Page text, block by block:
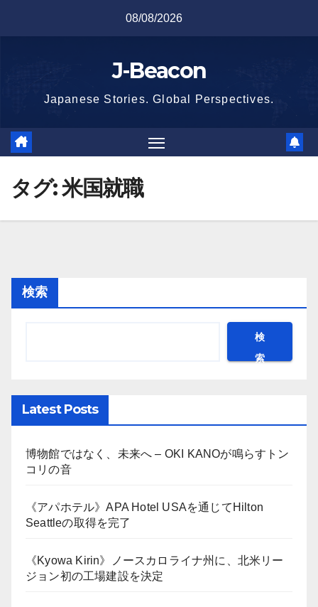
08/08/2026
J-Beacon
Japanese Stories. Global Perspectives.
タグ:米国就職
検索
検
索
Latest Posts
博物館ではなく、未来へ – OKI KANOが鳴らすトン
コリの音
《アパホテル》APA Hotel USAを通じてHilton
Seattleの取得を完了
《Kyowa Kirin》ノースカロライナ州に、北米リー
ジョン初の工場建設を決定